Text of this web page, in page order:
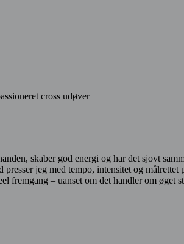
cross udøver
skaber god energi og har det sjovt
jeg med tempo, intensitet og
– uanset om det handler om øget